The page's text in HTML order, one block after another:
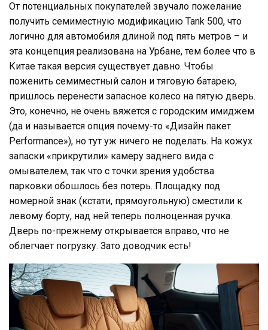
От потенциальных покупателей звучало пожелание
получить семиместную модификацию Tank 500, что
логично для автомобиля длиной под пять метров – и
эта концепция реализована на Урбане, тем более что в
Китае такая версия существует давно. Чтобы
поженить семиместный салон и тяговую батарею,
пришлось перенести запасное колесо на пятую дверь.
Это, конечно, не очень вяжется с городским имиджем
(да и называется опция почему-то «Дизайн пакет
Performance»), но тут уж ничего не поделать. На кожух
запаски «прикрутили» камеру заднего вида с
омывателем, так что с точки зрения удобства
парковки обошлось без потерь. Площадку под
номерной знак (кстати, прямоугольную) сместили к
левому борту, над ней теперь полноценная ручка.
Дверь по-прежнему открывается вправо, что не
облегчает погрузку. Зато доводчик есть!